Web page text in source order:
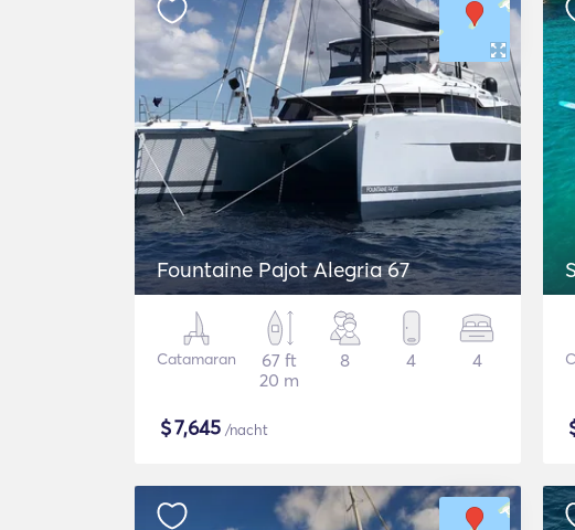
Fountaine Pajot Alegria 67
Catamaran
67 ft
20 m
8 4 4
$7,645 /nacht